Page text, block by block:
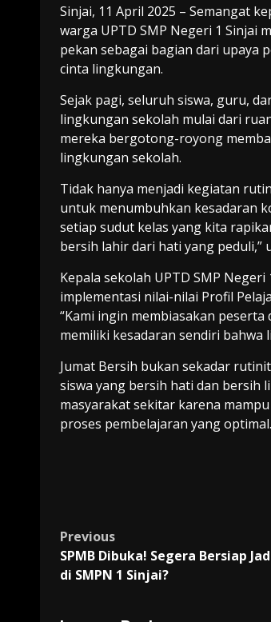
Sinjai, 11 April 2025 – Semangat
warga UPTD SMP Negeri 1 Sinjai
pekan sebagai bagian dari upaya
cinta lingkungan.
Sejak pagi, seluruh siswa, guru,
lingkungan sekolah mulai dari
mereka bergotong-royong
lingkungan sekolah.
Tidak hanya menjadi kegiatan
untuk menumbuhkan kesadaran
setiap sudut kelas yang kita
bersih lahir dari hati yang peduli,”
Kepala sekolah UPTD SMP
implementasi nilai-nilai Profil
“Kami ingin membiasakan
memiliki kesadaran sendiri
Jumat Bersih bukan sekadar
siswa yang bersih hati dan bersih
masyarakat sekitar karena
proses pembelajaran yang optimal.
Post
navigation
Previous
SPMB Dibuka! Segera Bersiap
di SMPN 1 Sinjai?